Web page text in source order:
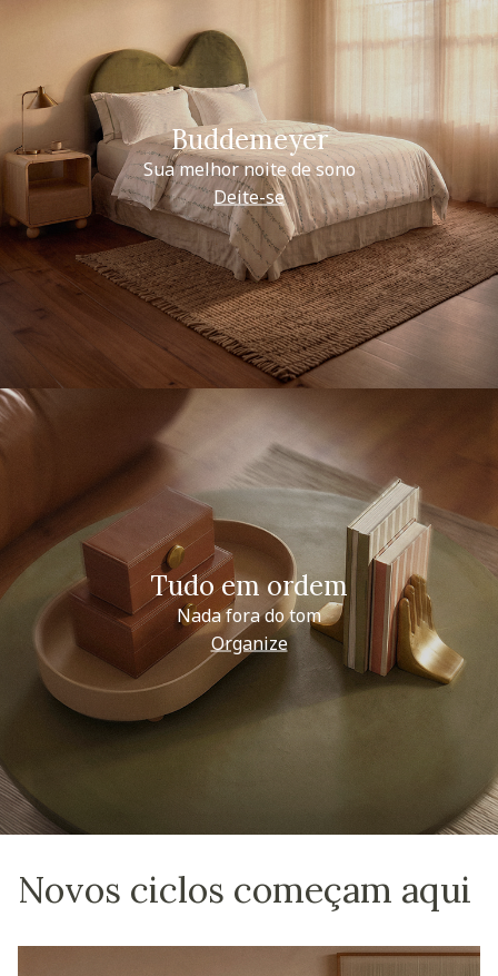
Buddemeyer
Sua melhor noite de sono
Deite-se
Tudo em ordem
Nada fora do tom
Organize
Novos ciclos começam aqui